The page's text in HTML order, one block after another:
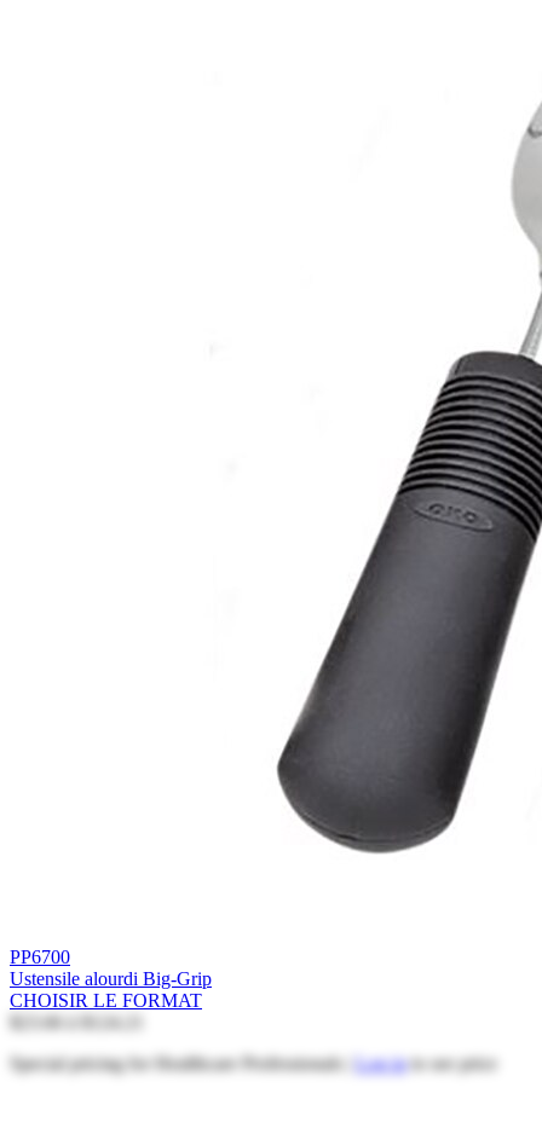
PP6700
Ustensile alourdi Big-Grip
CHOISIR LE FORMAT
$23.66
$124.21
Special pricing for Healthcare Professionals | Log into see price